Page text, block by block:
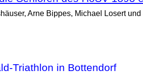
Arne Bippes, Michael Losert
Triathlon in Bottendorf